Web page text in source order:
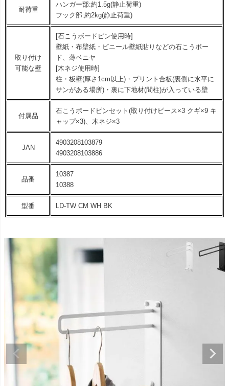
耐荷重
ハンガー部:約1.5g(静止荷重)
フック部:約2kg(静止荷重)
取り付け
可能な壁
[石こうボードピン使用時]
壁紙・布壁紙・ビニール壁紙貼りなどの石こうボー
ド、薄ベニヤ
[木ネジ使用時]
柱・板壁(厚さ1cm以上)・プリント合板(裏側に水平に
サンがある場所)・裏に下地材(間柱)が入っている壁
付属品
石こうボードピンセット(取り付けピース×3 クギ×9 キ
ャップ×3)、木ネジ×3
JAN
4903208103879
4903208103886
品番
10387
10388
型番 LD-TW CM WH BK